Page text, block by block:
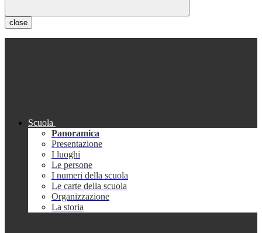
close
Scuola
Panoramica
Presentazione
I luoghi
Le persone
I numeri della scuola
Le carte della scuola
Organizzazione
La storia